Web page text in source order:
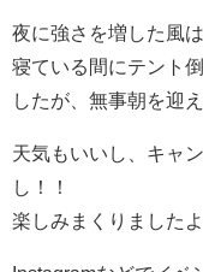
夜に強さを増した風
寝ている間にテント
したが、無事朝を迎え
天気もいいし、キャ
し！！
楽しみまくりました